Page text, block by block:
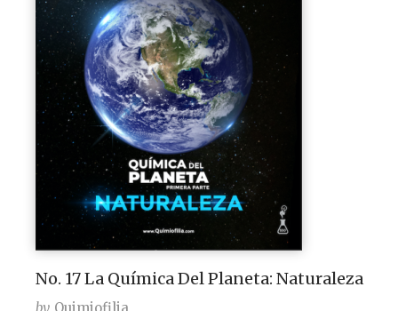
No. 17 La Química Del Planeta: Naturaleza